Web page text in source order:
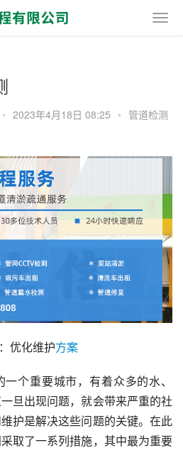
• 2023年4月18日 08:25 • 管道检测
优化维护方案
个重要城市，有着众多的水、
旦出现问题，就会带来严重的社
护是解决这些问题的关键。在此
取了一系列措施，其中最为重要